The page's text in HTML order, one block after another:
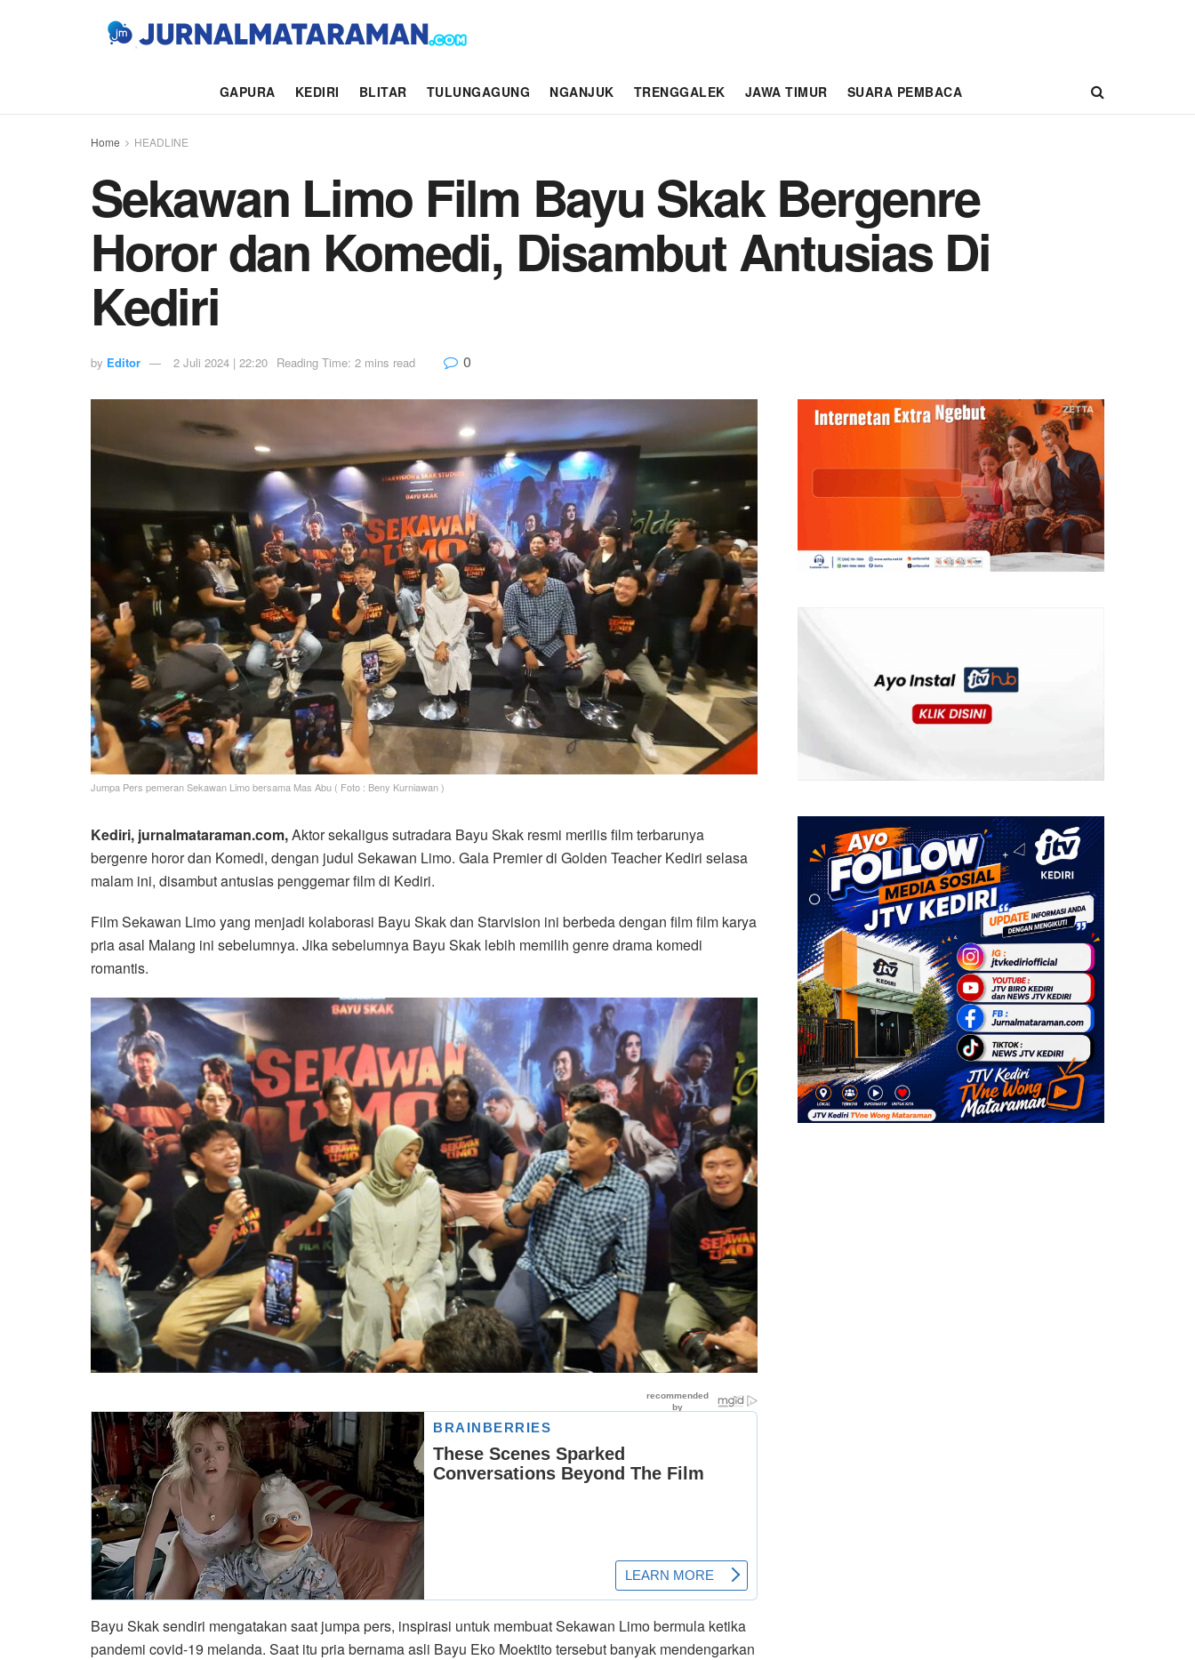
GAPURA KEDIRI BLITAR TULUNGAGUNG NGANJUK TRENGGALEK JAWA TIMUR SUARA PEMBACA
Home HEADLINE
Sekawan Limo Film Bayu Skak Bergenre
Horor dan Komedi, Disambut Antusias Di
Kediri
by Editor 2 Juli 2024 | 22:20 Reading Time: 2 mins read 0
Jumpa Pers pemeran Sekawan Limo bersama Mas Abu ( Foto : Beny Kurniawan )
Kediri, jurnalmataraman.com,Aktor sekaligus sutradara Bayu Skak resmi merilis film terbarunya
bergenre horor dan Komedi, dengan judul Sekawan Limo. Gala Premier di Golden Teacher Kediri selasa
malam ini, disambut antusias penggemar film di Kediri.
Film Sekawan Limo yang menjadi kolaborasi Bayu Skak dan Starvision ini berbeda dengan film film karya
pria asal Malang ini sebelumnya. Jika sebelumnya Bayu Skak lebih memilih genre drama komedi
romantis.
Bayu Skak sendiri mengatakan saat jumpa pers, inspirasi untuk membuat Sekawan Limo bermula ketika
pandemi covid-19 melanda. Saat itu pria bernama asli Bayu Eko Moektito tersebut banyak mendengarkan